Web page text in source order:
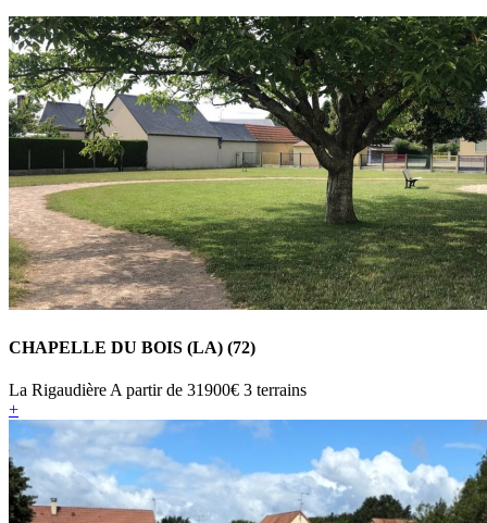
CHAPELLE DU BOIS (LA) (72)
La Rigaudière A partir de 31900€ 3 terrains
+